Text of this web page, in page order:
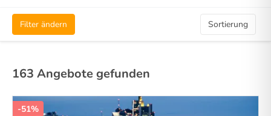
Filter ändern Sortierung
163 Angebote gefunden
-51%